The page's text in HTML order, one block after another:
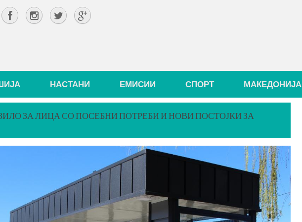
НАСТАНИ ЕМИСИИ СПОРТ МАКЕДОНИЈА
ЗА ЛИЦА СО ПОСЕБНИ ПОТРЕБИ И НОВИ ПОСТОЈКИ ЗА